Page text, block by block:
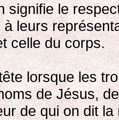
signifie le
leurs
celle du corps.
lorsque les
de Jésus,
de qui on dit la